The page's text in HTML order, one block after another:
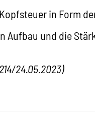
in Form
Aufbau und die
24.05.2023)